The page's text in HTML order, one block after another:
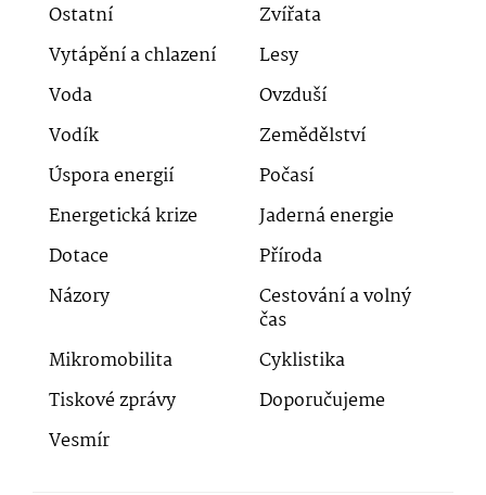
Ostatní
Zvířata
Vytápění a chlazení
Lesy
Voda
Ovzduší
Vodík
Zemědělství
Úspora energií
Počasí
Energetická krize
Jaderná energie
Dotace
Příroda
Názory
Cestování a volný
čas
Mikromobilita
Cyklistika
Tiskové zprávy
Doporučujeme
Vesmír